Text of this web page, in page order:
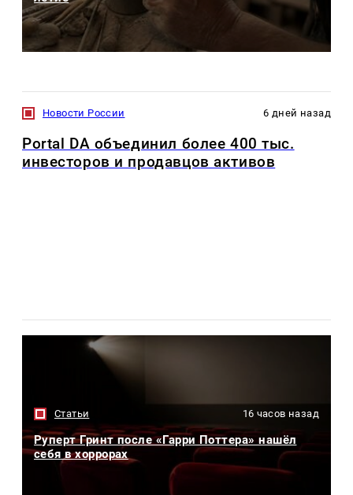
Новости России 6 дней назад
Portal DA объединил более 400 тыс.
инвесторов и продавцов активов
Статьи 16 часов назад
Руперт Гринт после «Гарри Поттера» нашёл
себя в хоррорах